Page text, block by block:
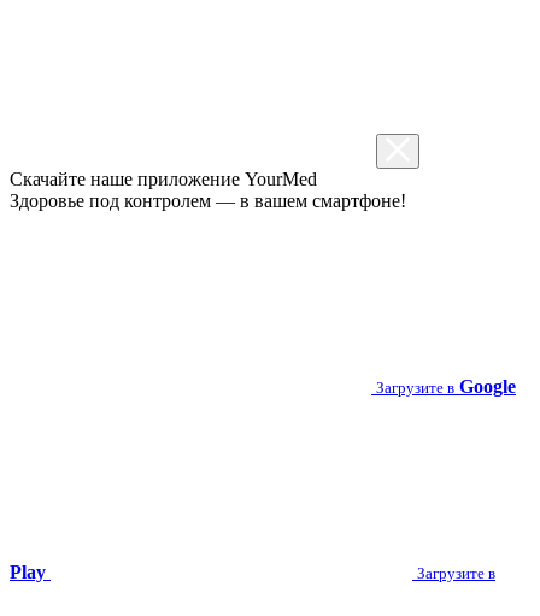
Скачайте наше приложение YourMed
Здоровье под контролем — в вашем смартфоне!
Загрузите в Google
Play Загрузите в